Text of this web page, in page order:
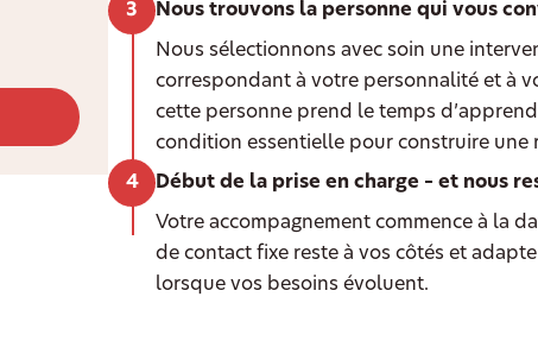
Nous trouvons la personne qui vous
Nous sélectionnons avec soin une
correspondant à votre personnalité et à
cette personne prend le temps
condition essentielle pour construire une
Début de la prise en charge – et nous
Votre accompagnement commence à la
de contact fixe reste à vos côtés et
lorsque vos besoins évoluent.